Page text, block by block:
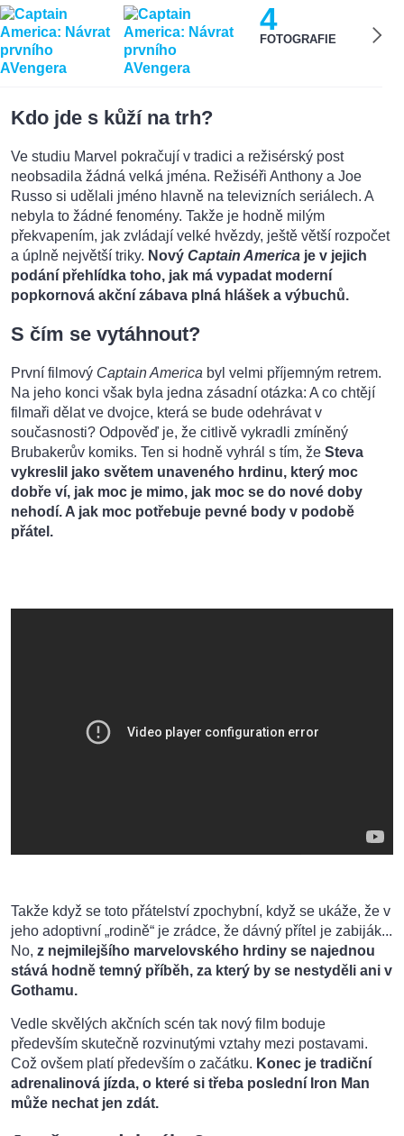
4
FOTOGRAFIE
Kdo jde s kůží na trh?
Ve studiu Marvel pokračují v tradici a režisérský post
neobsadila žádná velká jména. Režiséři Anthony a Joe
Russo si udělali jméno hlavně na televizních seriálech. A
nebyla to žádné fenomény. Takže je hodně milým
překvapením, jak zvládají velké hvězdy, ještě větší rozpočet
a úplně největší triky. Nový Captain America je v jejich
podání přehlídka toho, jak má vypadat moderní
popkornová akční zábava plná hlášek a výbuchů.
S čím se vytáhnout?
První filmový Captain America byl velmi příjemným retrem.
Na jeho konci však byla jedna zásadní otázka: A co chtějí
filmaři dělat ve dvojce, která se bude odehrávat v
současnosti? Odpověď je, že citlivě vykradli zmíněný
Brubakerův komiks. Ten si hodně vyhrál s tím, že Steva
vykreslil jako světem unaveného hrdinu, který moc
dobře ví, jak moc je mimo, jak moc se do nové doby
nehodí. A jak moc potřebuje pevné body v podobě
přátel.
Takže když se toto přátelství zpochybní, když se ukáže, že v
jeho adoptivní „rodině“ je zrádce, že dávný přítel je zabiják...
No, z nejmilejšího marvelovského hrdiny se najednou
stává hodně temný příběh, za který by se nestyděli ani v
Gothamu.
Vedle skvělých akčních scén tak nový film boduje
především skutečně rozvinutými vztahy mezi postavami.
Což ovšem platí především o začátku. Konec je tradiční
adrenalinová jízda, o které si třeba poslední Iron Man
může nechat jen zdát.